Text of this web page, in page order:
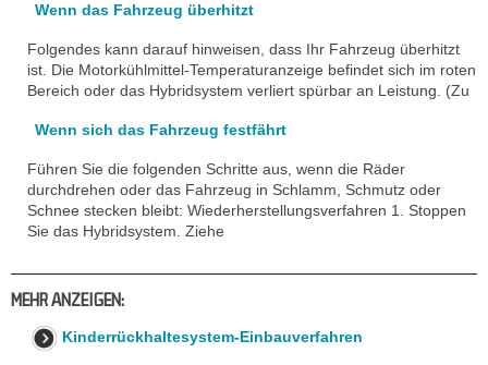
Wenn das Fahrzeug überhitzt
Folgendes kann darauf hinweisen, dass Ihr Fahrzeug überhitzt
ist. Die Motorkühlmittel-Temperaturanzeige befindet sich im roten
Bereich oder das Hybridsystem verliert spürbar an Leistung. (Zu
Wenn sich das Fahrzeug festfährt
Führen Sie die folgenden Schritte aus, wenn die Räder
durchdrehen oder das Fahrzeug in Schlamm, Schmutz oder
Schnee stecken bleibt: Wiederherstellungsverfahren 1. Stoppen
Sie das Hybridsystem. Ziehe
MEHR ANZEIGEN:
Kinderrückhaltesystem-Einbauverfahren